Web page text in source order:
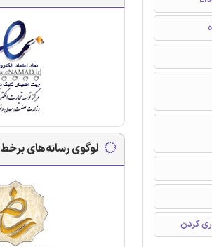
کردن
لوگوی رسانه‌های برخط